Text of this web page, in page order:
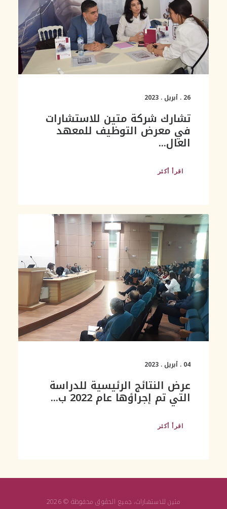
26 . أبريل . 2023
تشارك شركة متين للاستشارات
في معرض التوظيف للمعهد
العال...
اقرأ أكثر
04 . أبريل . 2023
عرض النتائج الرئيسية للدراسة
التي تم إجراؤها عام 2022 ب...
اقرأ أكثر
متين للاستشارات، جميع الحقوق محفوظة © 2026